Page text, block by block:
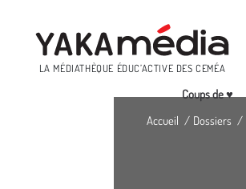
LA MÉDIATHÈQUE ÉDUC’ACTIVE DES CEMÉA
Menu
Coups de ♥
Accueil Dossiers